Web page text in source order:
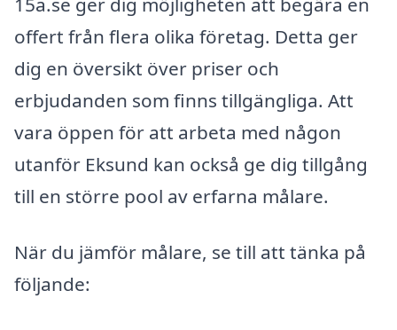
offert från flera olika företag. Detta ger
dig en översikt över priser och
erbjudanden som finns tillgängliga. Att
vara öppen för att arbeta med någon
utanför Eksund kan också ge dig tillgång
till en större pool av erfarna målare.
När du jämför målare, se till att tänka på
följande: